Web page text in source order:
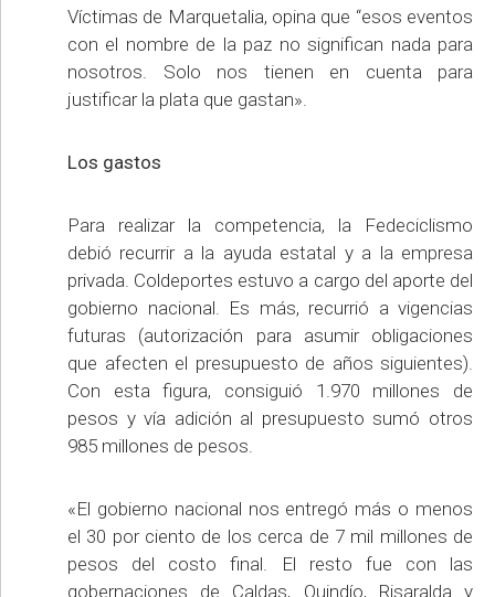
Víctimas de Marquetalia, opina que “esos eventos
con el nombre de la paz no significan nada para
nosotros. Solo nos tienen en cuenta para
justificar la plata que gastan».
Los gastos
Para realizar la competencia, la Fedeciclismo
debió recurrir a la ayuda estatal y a la empresa
privada. Coldeportes estuvo a cargo del aporte del
gobierno nacional. Es más, recurrió a vigencias
futuras (autorización para asumir obligaciones
que afecten el presupuesto de años siguientes).
Con esta figura, consiguió 1.970 millones de
pesos y vía adición al presupuesto sumó otros
985 millones de pesos.
«El gobierno nacional nos entregó más o menos
el 30 por ciento de los cerca de 7 mil millones de
pesos del costo final. El resto fue con las
gobernaciones de Caldas, Quindío, Risaralda y